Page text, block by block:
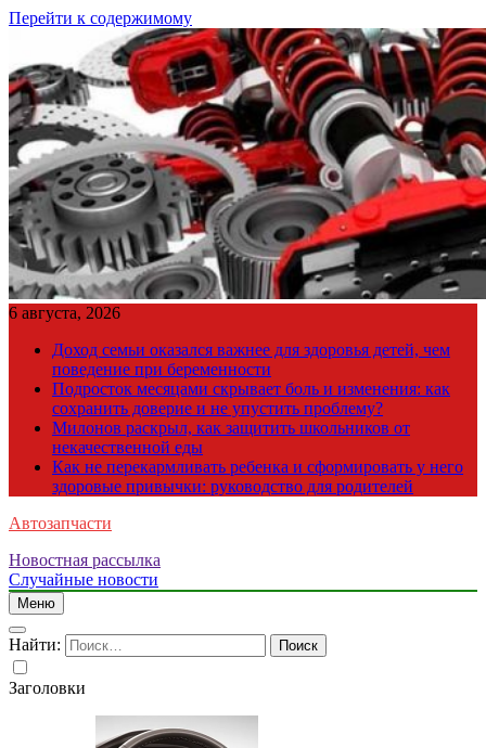
Перейти к содержимому
6 августа, 2026
Доход семьи оказался важнее для здоровья детей, чем
поведение при беременности
Подросток месяцами скрывает боль и изменения: как
сохранить доверие и не упустить проблему?
Милонов раскрыл, как защитить школьников от
некачественной еды
Как не перекармливать ребенка и сформировать у него
здоровые привычки: руководство для родителей
Автозапчасти
Новостная рассылка
Случайные новости
Меню
Найти:
Заголовки